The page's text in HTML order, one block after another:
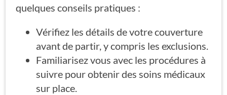
quelques conseils pratiques :
Vérifiez les détails de votre couverture
avant de partir, y compris les exclusions.
Familiarisez vous avec les procédures à
suivre pour obtenir des soins médicaux
sur place.